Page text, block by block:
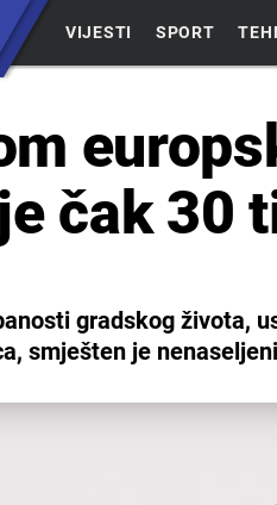
VIJESTI SPORT
čak 30
gradskog života,
smješten je